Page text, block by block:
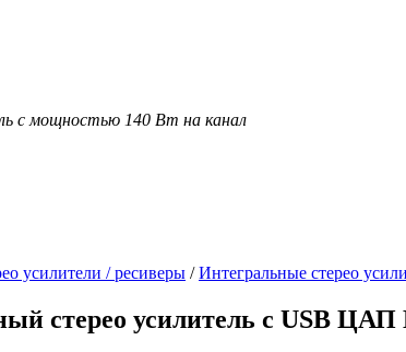
с мощностью 140 Вт на канал
усилители / ресиверы /Интегральные стерео
стерео усилитель с USB ЦАП